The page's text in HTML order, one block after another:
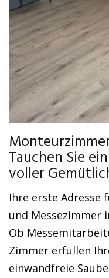
Tauchen Sie
voller
Ihre erste Adresse
und Messezimmer
Ob
Zimmer erfüllen
einwandfreie